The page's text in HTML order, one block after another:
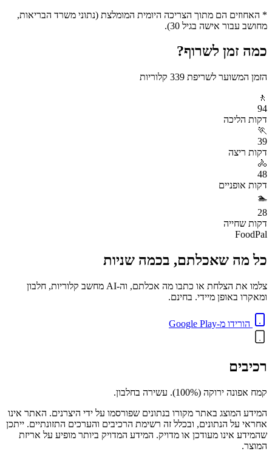
* האחוזים הם מתוך הצריכה היומית המומלצת (נתוני משרד הבריאות,
מחושב עבור אישה בגיל 30).
כמה זמן לשרוף?
הזמן המשוער לשריפת 339 קלוריות
🚶
94
דקות הליכה
🏃
39
דקות ריצה
🚴
48
דקות אופניים
🏊
28
דקות שחייה
FoodPal
כל מה שאכלתם, בכמה שניות
צלמו את הצלחת או כתבו מה אכלתם, וה-AI מחשב קלוריות, חלבון
ומאקרו באופן מיידי. בחינם.
הורידו מ-Google Play
רכיבים
קמח אפונה ירוקה (100%). עשירה בחלבון.
המידע המוצג באתר מקורו בנתונים שפורסמו על ידי היצרנים. האתר אינו
אחראי על הנתונים, ובכלל זה רשימת הרכיבים והערכים התזונתיים. ייתכן
שהמידע אינו מעודכן או מדויק. המידע המדויק ביותר מופיע על אריזת
המוצר.